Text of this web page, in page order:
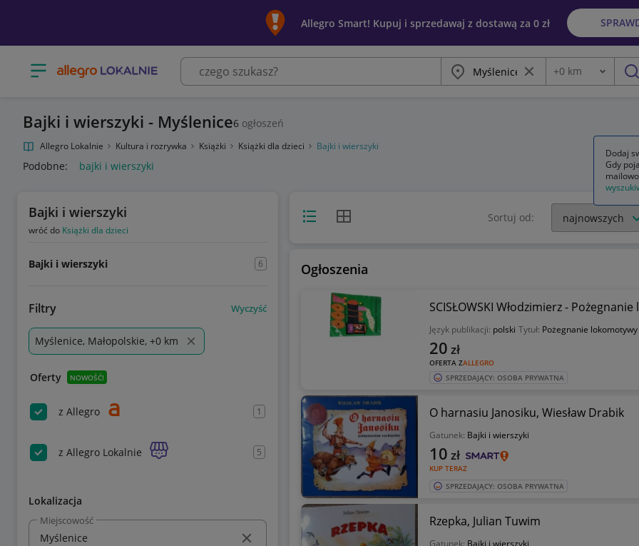
Allegro Smart! Kupuj i sprzedawaj z dostawą za 0 zł
Otwórz menu z kategoriami Miasto Wyczyść frazę
Odległość
+0 km
Bajki i wierszyki - Myślenice6 ogłoszeń
Allegro Lokalnie Kultura i rozrywka Książki Książki dla dzieci Bajki i wierszyki
Podobne: bajki i wierszyki
Bajki i wierszyki
wróć do Książki dla dzieci
Bajki i wierszyki 6
Filtry Wyczyść
Myślenice, Małopolskie, +0 km
Oferty NOWOŚĆ!
z Allegro 1
z Allegro Lokalnie 5
Lokalizacja
Miejscowość
Widok listyWidok siatki Sortuj od:
Ogłoszenia
SCISŁOWSKI Włodzimierz -
Język publikacji: polski Tytuł: Pożegnanie lokomotywy
OFERTA ZALLEGRO
20 zł
SPRZEDAJĄCY: OSOBA PRYWATNA
O harnasiu Janosiku, Wiesław Drabik
Gatunek: Bajki i wierszyki
KUP TERAZ
10 zł
SPRZEDAJĄCY: OSOBA PRYWATNA
Rzepka, Julian Tuwim
Gatunek: Bajki i wierszyki
Dodaj
Gdy